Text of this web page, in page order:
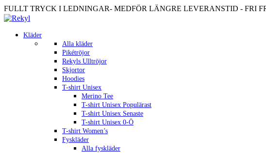
FULLT TRYCK I LEDNINGAR- MEDFÖR LÄNGRE LEVERANSTID - FRI
Kläder
Alla kläder
Pikétröjor
Rekyls Ulltröjor
Skjortor
Hoodies
T-shirt Unisex
Merino Tee
T-shirt Unisex Populärast
T-shirt Unisex Senaste
T-shirt Unisex 0-Ö
T-shirt Women’s
Fyskläder
Alla fyskläder